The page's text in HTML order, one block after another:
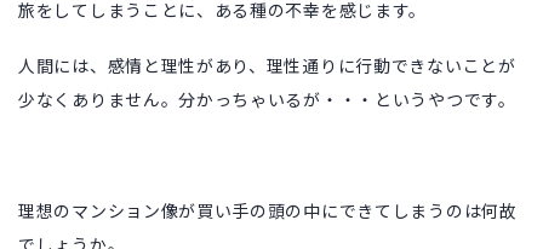
旅をしてしまうことに、ある種の不幸を感じます。
人間には、感情と理性があり、理性通りに行動できないことが
少なくありません。分かっちゃいるが・・・というやつです。
理想のマンション像が買い手の頭の中にできてしまうのは何故
でしょうか。